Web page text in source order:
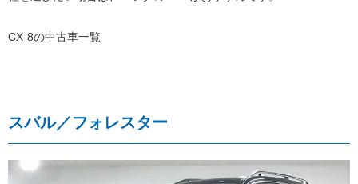
CX-8の中古車一覧
スバル／フォレスター